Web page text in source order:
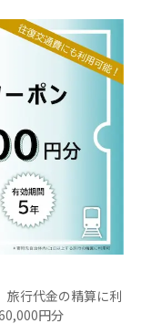
旅行代金の精算に利
円分